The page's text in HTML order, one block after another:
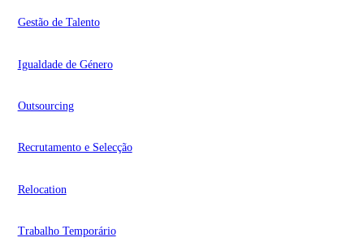
Gestão de Talento
Igualdade de Género
Outsourcing
Recrutamento e Selecção
Relocation
Trabalho Temporário